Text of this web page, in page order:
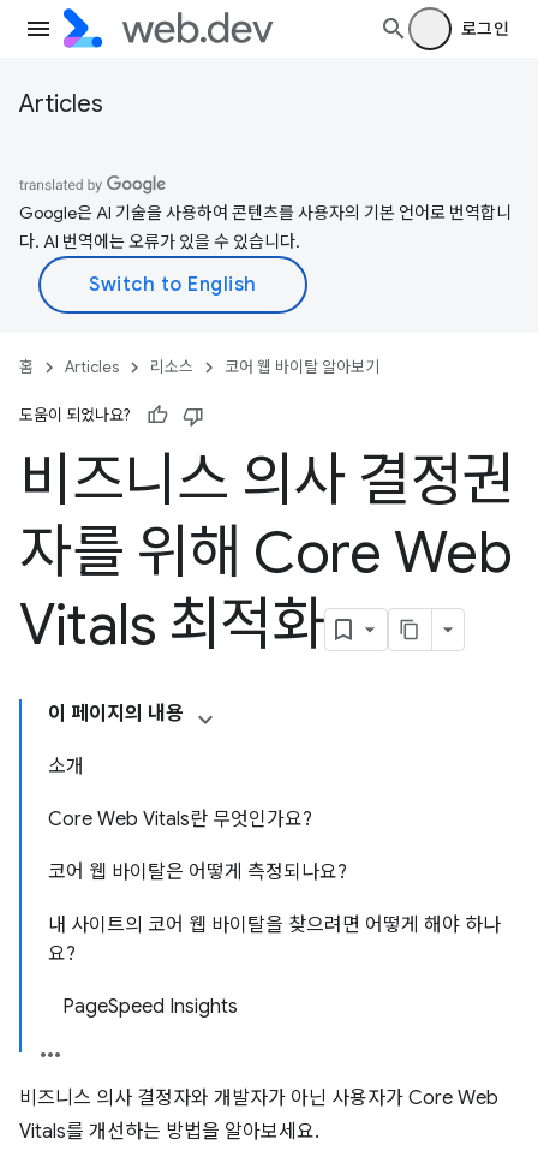
로그인
Articles
Google은 AI 기술을 사용하여 콘텐츠를 사용자의 기본 언어로 번역합니
다. AI 번역에는 오류가 있을 수 있습니다.
홈 Articles 리소스 코어 웹 바이탈 알아보기
도움이 되었나요?
비즈니스 의사 결정권
자를 위해 Core Web
Vitals 최적화
이 페이지의 내용
소개
Core Web Vitals란 무엇인가요?
코어 웹 바이탈은 어떻게 측정되나요?
내 사이트의 코어 웹 바이탈을 찾으려면 어떻게 해야 하나
요?
PageSpeed Insights
비즈니스 의사 결정자와 개발자가 아닌 사용자가 Core Web
Vitals를 개선하는 방법을 알아보세요.